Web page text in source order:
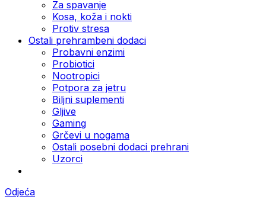
Za spavanje
Kosa, koža i nokti
Protiv stresa
Ostali prehrambeni dodaci
Probavni enzimi
Probiotici
Nootropici
Potpora za jetru
Biljni suplementi
Gljive
Gaming
Grčevi u nogama
Ostali posebni dodaci prehrani
Uzorci
Odjeća